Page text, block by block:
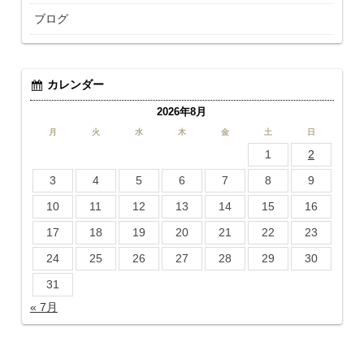
ブログ
カレンダー
2026年8月
月 火 水 木 金 土 日
1
2
3
4 5 6 7 8
9
10
11 12 13 14 15
16
17
18 19 20 21 22
23
24
25 26 27 28 29
30
31
« 7月